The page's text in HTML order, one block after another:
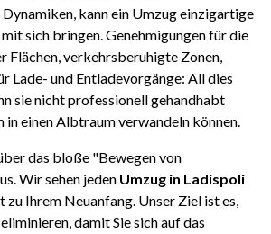
kann ein Umzug einzigartige
sich bringen. Genehmigungen für die
Flächen, verkehrsberuhigte Zonen,
Lade- und Entladevorgänge: All dies
sie nicht professionell gehandhabt
in einen Albtraum verwandeln können.
das bloße "Bewegen von
Wir sehen jeden Umzug in Ladispoli
zu Ihrem Neuanfang. Unser Ziel ist es,
damit Sie sich auf das